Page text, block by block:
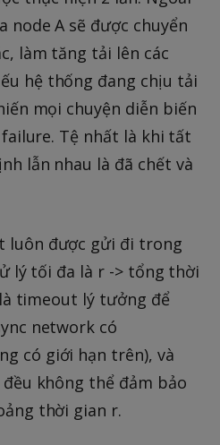
node A sẽ được chuyển
làm tăng tải lên các
hệ thống đang chịu tải
mọi chuyện diễn biến
Tệ nhất là khi tất
lẫn nhau là đã chết và
luôn được gửi đi trong
lý tối đa là r -> tổng thời
timeout lý tưởng để
network có
có giới hạn trên), và
không thể đảm bảo
thời gian r.